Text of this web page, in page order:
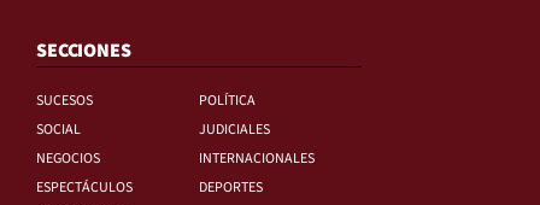
SECCIONES
SUCESOS
POLÍTICA
SOCIAL
JUDICIALES
NEGOCIOS
INTERNACIONALES
ESPECTÁCULOS
DEPORTES